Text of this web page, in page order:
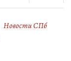
Новости СПб